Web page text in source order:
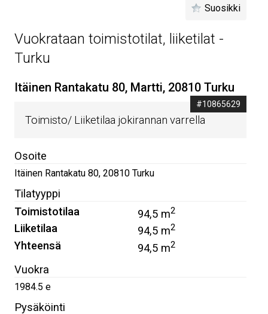
Suosikki
Vuokrataan toimistotilat, liiketilat -
Turku
Itäinen Rantakatu 80, Martti, 20810 Turku
#10865629
Toimisto/ Liiketilaa jokirannan varrella
Osoite
Itäinen Rantakatu 80, 20810 Turku
Tilatyyppi
Toimistotilaa
94,5 m2
Liiketilaa 94,5 m2
Yhteensä 94,5 m2
Vuokra
1984.5 e
Pysäköinti